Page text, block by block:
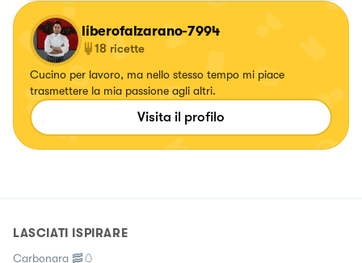
liberofalzarano-7994
18 ricette
Cucino per lavoro, ma nello stesso tempo mi piace
trasmettere la mia passione agli altri.
Visita il profilo
LASCIATI ISPIRARE
Carbonara 🥓🥚